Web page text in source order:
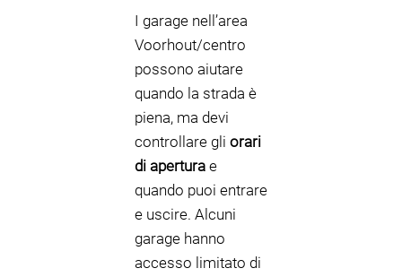
I garage nell’area
Voorhout/centro
possono aiutare
quando la strada è
piena, ma devi
controllare gli orari
di apertura e
quando puoi entrare
e uscire. Alcuni
garage hanno
accesso limitato di